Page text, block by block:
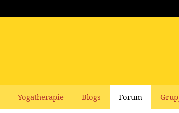
Yogatherapie Blogs Forum